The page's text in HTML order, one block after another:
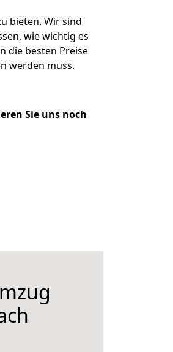
bieten. Wir sind
wie wichtig es
die besten Preise
werden muss.
Sie uns noch